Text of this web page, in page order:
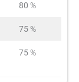
80 %
75 %
75 %